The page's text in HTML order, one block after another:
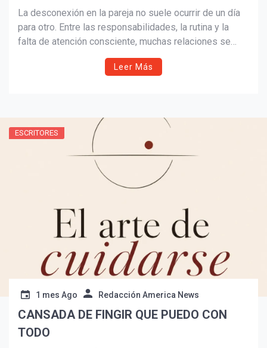
La desconexión en la pareja no suele ocurrir de un día
para otro. Entre las responsabilidades, la rutina y la
falta de atención consciente, muchas relaciones se
alejan lentamente. Este artículo explora cómo la
neurociencia, la comunicación y la intención pueden
Leer Más
ESCRITORES
1 mes Ago Redacción America News
CANSADA DE FINGIR QUE PUEDO CON
TODO